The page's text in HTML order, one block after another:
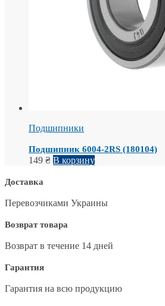
Подшипники
Подшипник 6004-2RS (180104)
149 ₴ В корзину
Доставка
Перевозчиками Украины
Возврат товара
Возврат в течение 14 дней
Гарантия
Гарантия на всю продукцию